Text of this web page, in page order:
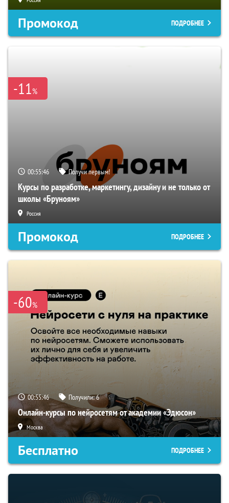
Промокод ПОДРОБНЕЕ
-11%
00:55:45 Получи первым!
Курсы по разработке, маркетингу, дизайну и не только от
школы «Бруноям»
Россия
Промокод ПОДРОБНЕЕ
-60%
00:55:45 Получили:6
Онлайн-курсы по нейросетям от академии «Эдюсон»
Москва
Бесплатно ПОДРОБНЕЕ